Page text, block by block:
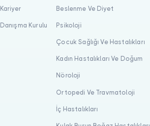
Kariyer
Danışma Kurulu
Beslenme Ve Diyet
Psikoloji
Çocuk Sağlığı Ve Hastalıkları
Kadın Hastalıkları Ve Doğum
Nöroloji
Ortopedi Ve Travmatoloji
İç Hastalıkları